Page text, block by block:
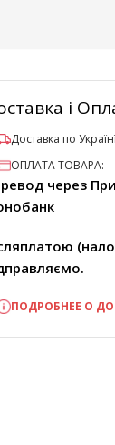
і
Доставка по
ОПЛАТА ТОВАРА:
через
ПОДРОБНЕЕ О